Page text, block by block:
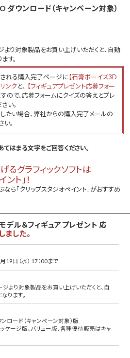
ダウンロード（キャンペーン対象）
り対象製品をお買い上げいただくと、自動
す。
れる購入完了ページに【石膏ボーイズ3D
ンクと、
【フィギュアプレゼント応募フォー
ので、応募フォームにクイズの答えとプレ
い。
たい場合、弊社からの購入完了メールの
い。
まる文字をご回答ください。
るグラフィックソフトは
ト」！
なら「クリップスタジオペイント」がおすすめ
ル＆フィギュアプレゼント 応
した。
19日（水） 17：00まで
より対象製品をお買い上げいただくと、自
ります。
ロード（キャンペーン対象）版
ケージ版、バリュー版、各種優待販売はキャ